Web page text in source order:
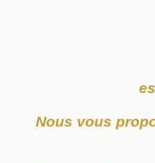
Nous vous